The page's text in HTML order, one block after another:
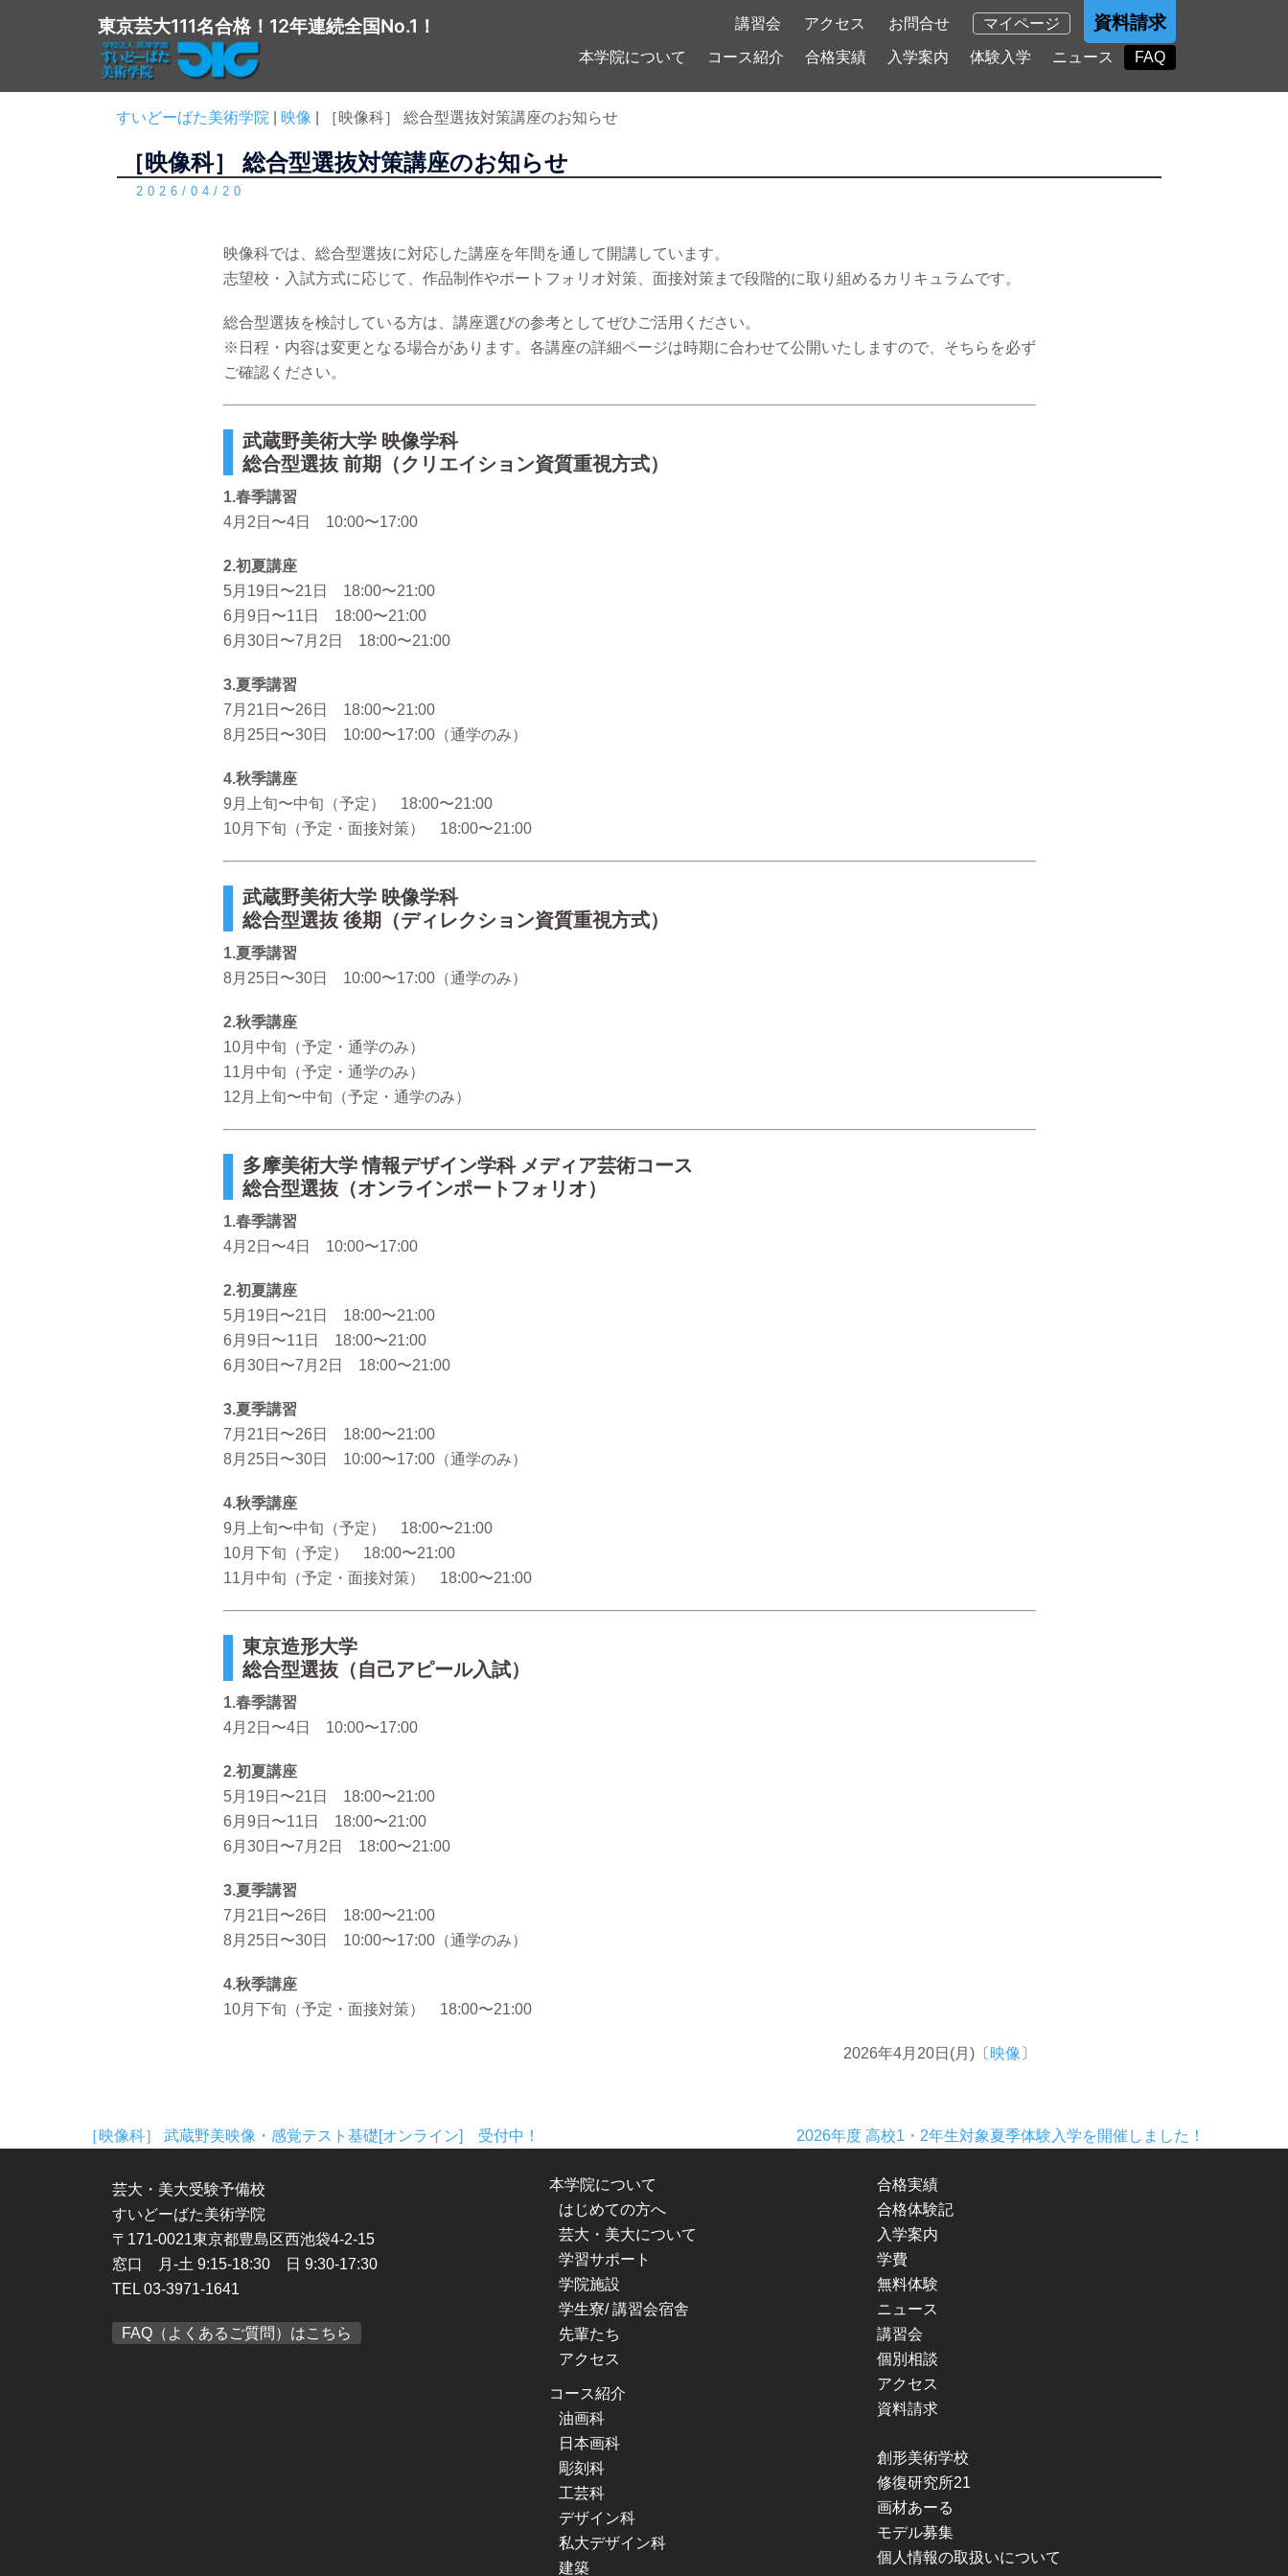
講習会 アクセス お問合せ マイページ 資料請求
東京芸大111名合格！12年連続全国No.1！
本学院について コース紹介 合格実績 入学案内 体験入学 ニュース FAQ
すいどーばた美術学院 映像 ［映像科］ 総合型選抜対策講座のお知らせ
［映像科］ 総合型選抜対策講座のお知らせ
2026/04/20
映像科では、総合型選抜に対応した講座を年間を通して開講しています。
志望校・入試方式に応じて、作品制作やポートフォリオ対策、面接対策まで段階的に取り組めるカリキュラムです。
総合型選抜を検討している方は、講座選びの参考としてぜひご活用ください。
※日程・内容は変更となる場合があります。各講座の詳細ページは時期に合わせて公開いたしますので、そちらを必ず
ご確認ください。
武蔵野美術大学 映像学科
総合型選抜 前期（クリエイション資質重視方式）
1.春季講習
4月2日〜4日 10:00〜17:00
2.初夏講座
5月19日〜21日 18:00〜21:00
6月9日〜11日 18:00〜21:00
6月30日〜7月2日 18:00〜21:00
3.夏季講習
7月21日〜26日 18:00〜21:00
8月25日〜30日 10:00〜17:00（通学のみ）
4.秋季講座
9月上旬〜中旬（予定） 18:00〜21:00
10月下旬（予定・面接対策） 18:00〜21:00
武蔵野美術大学 映像学科
総合型選抜 後期（ディレクション資質重視方式）
1.夏季講習
8月25日〜30日 10:00〜17:00（通学のみ）
2.秋季講座
10月中旬（予定・通学のみ）
11月中旬（予定・通学のみ）
12月上旬〜中旬（予定・通学のみ）
多摩美術大学 情報デザイン学科 メディア芸術コース
総合型選抜（オンラインポートフォリオ）
1.春季講習
4月2日〜4日 10:00〜17:00
2.初夏講座
5月19日〜21日 18:00〜21:00
6月9日〜11日 18:00〜21:00
6月30日〜7月2日 18:00〜21:00
3.夏季講習
7月21日〜26日 18:00〜21:00
8月25日〜30日 10:00〜17:00（通学のみ）
4.秋季講座
9月上旬〜中旬（予定） 18:00〜21:00
10月下旬（予定） 18:00〜21:00
11月中旬（予定・面接対策） 18:00〜21:00
東京造形大学
総合型選抜（自己アピール入試）
1.春季講習
4月2日〜4日 10:00〜17:00
2.初夏講座
5月19日〜21日 18:00〜21:00
6月9日〜11日 18:00〜21:00
6月30日〜7月2日 18:00〜21:00
3.夏季講習
7月21日〜26日 18:00〜21:00
8月25日〜30日 10:00〜17:00（通学のみ）
4.秋季講座
10月下旬（予定・面接対策） 18:00〜21:00
2026年4月20日(月)〔 映像 〕
［映像科］ 武蔵野美映像・感覚テスト基礎[オンライン] 受付中！ 2026年度 高校1・2年生対象夏季体験入学を開催しました！
芸大・美大受験予備校
すいどーばた美術学院
〒171-0021東京都豊島区西池袋4-2-15
窓口 月-土 9:15-18:30 日 9:30-17:30
TEL 03-3971-1641
FAQ（よくあるご質問）はこちら
本学院について
はじめての方へ
芸大・美大について
学習サポート
学院施設
学生寮/ 講習会宿舎
先輩たち
アクセス
コース紹介
油画科
日本画科
彫刻科
工芸科
デザイン科
私大デザイン科
建築
合格実績
合格体験記
入学案内
学費
無料体験
ニュース
講習会
個別相談
アクセス
資料請求
創形美術学校
修復研究所21
画材あーる
モデル募集
個人情報の取扱いについて